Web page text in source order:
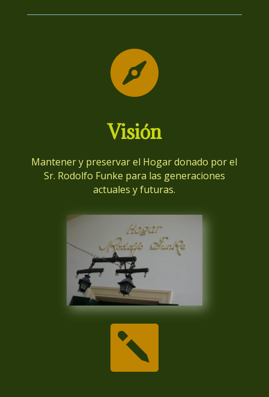

Visión
Mantener y preservar el Hogar donado por el
Sr. Rodolfo Funke para las generaciones
actuales y futuras.
